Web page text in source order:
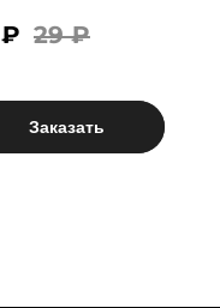
29 ₽
Заказать